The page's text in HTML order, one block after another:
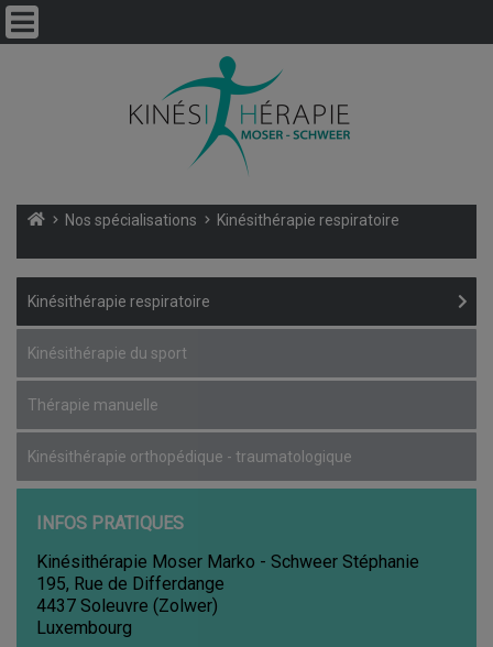
Nos spécialisations Kinésithérapie respiratoire
Kinésithérapie respiratoire
Kinésithérapie du sport
Thérapie manuelle
Kinésithérapie orthopédique - traumatologique
INFOS PRATIQUES
Kinésithérapie Moser Marko - Schweer Stéphanie
195, Rue de Differdange
4437 Soleuvre (Zolwer)
Luxembourg